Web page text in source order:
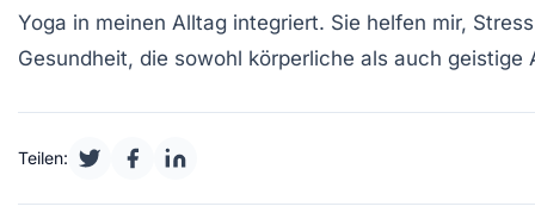
Yoga in meinen Alltag integriert. Sie helfen mir,
Gesundheit, die sowohl körperliche als auch
Teilen: